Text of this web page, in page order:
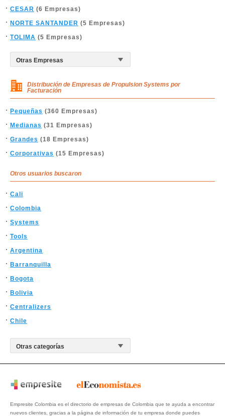
CESAR (6 Empresas)
NORTE SANTANDER (5 Empresas)
TOLIMA (5 Empresas)
Distribución de Empresas de Propulsion Systems por
Facturación
Pequeñas (360 Empresas)
Medianas (31 Empresas)
Grandes (18 Empresas)
Corporativas (15 Empresas)
Otros usuarios buscaron
Cali
Colombia
Systems
Tools
Argentina
Barranquilla
Bogota
Bolivia
Centralizers
Chile
Empresite Colombia es el directorio de empresas de Colombia que te ayuda a encontrar
nuevos clientes, gracias a la página de información de tu empresa donde puedes